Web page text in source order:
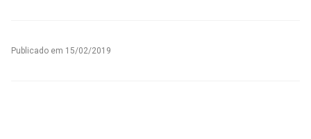
Publicado em 15/02/2019